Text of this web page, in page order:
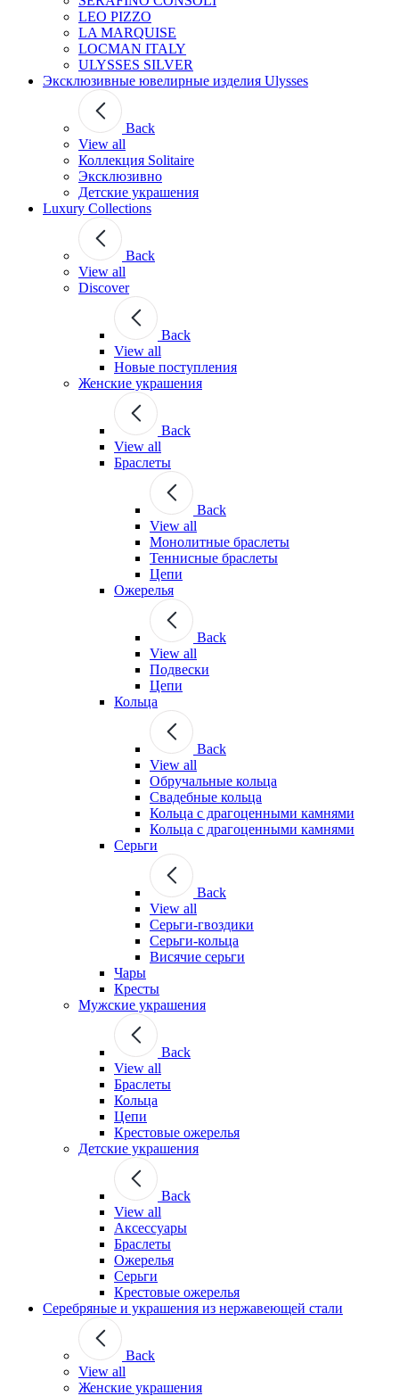
LEO PIZZO
LA MARQUISE
LOCMAN ITALY
ULYSSES SILVER
Эксклюзивные ювелирные изделия Ulysses
Back
View all
Коллекция Solitaire
Эксклюзивно
Детские украшения
Luxury Collections
Back
View all
Discover
Back
View all
Новые поступления
Женские украшения
Back
View all
Браслеты
Back
View all
Монолитные браслеты
Теннисные браслеты
Цепи
Ожерелья
Back
View all
Подвески
Цепи
Кольца
Back
View all
Обручальные кольца
Свадебные кольца
Кольца с драгоценными камнями
Кольца с драгоценными камнями
Серьги
Back
View all
Серьги-гвоздики
Серьги-кольца
Висячие серьги
Чары
Кресты
Мужские украшения
Back
View all
Браслеты
Кольца
Цепи
Крестовые ожерелья
Детские украшения
Back
View all
Аксессуары
Браслеты
Ожерелья
Серьги
Крестовые ожерелья
Серебряные и украшения из нержавеющей стали
Back
View all
Женские украшения